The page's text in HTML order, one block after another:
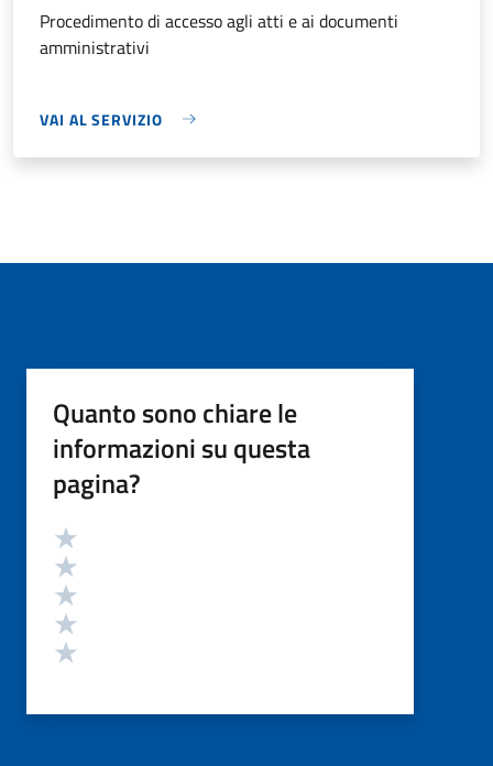
Procedimento di accesso agli atti e ai documenti
amministrativi
VAI AL SERVIZIO
Quanto sono chiare le
informazioni su questa
pagina?
Valutazione